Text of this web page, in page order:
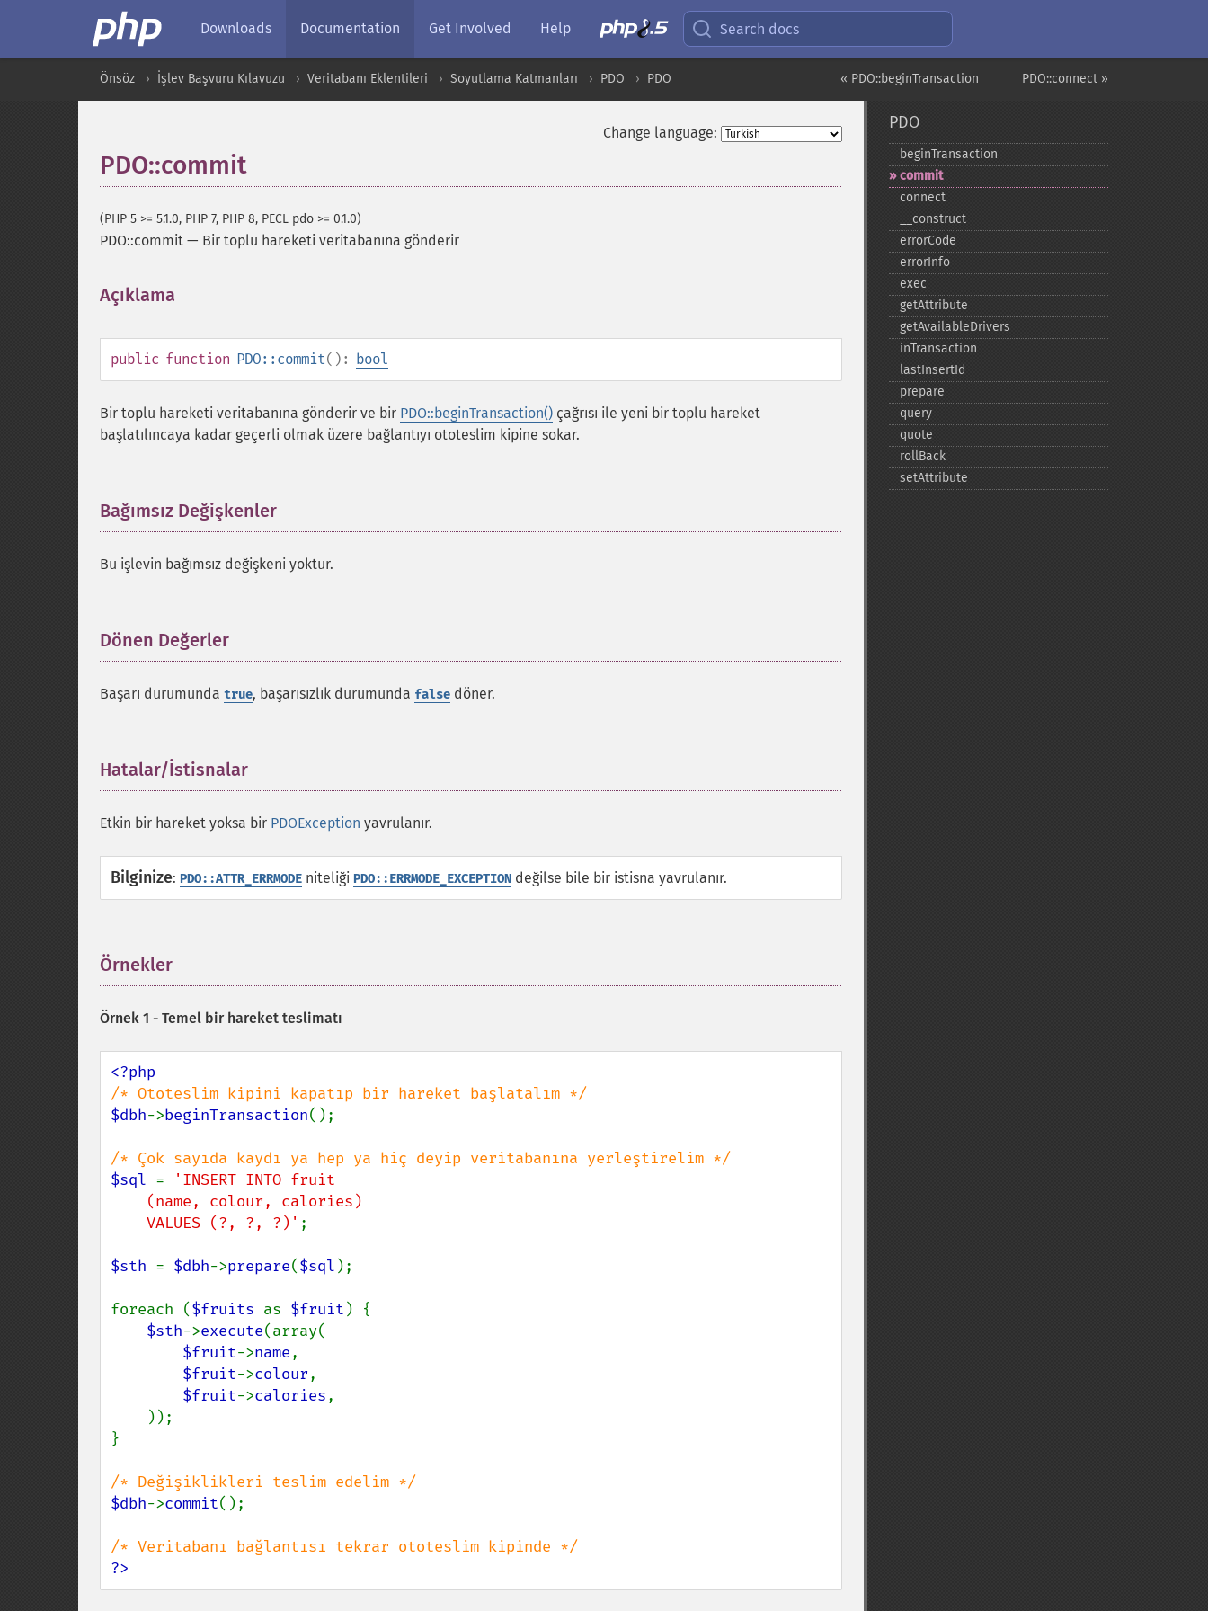
Downloads Documentation Get Involved Help Search docs
PDO::connect »
« PDO::beginTransaction
Önsöz İşlev Başvuru Kılavuzu Veritabanı Eklentileri Soyutlama Katmanları PDO PDO
Change language:
PDO::commit
(PHP 5 >= 5.1.0, PHP 7, PHP 8, PECL pdo >= 0.1.0)
PDO::commit — Bir toplu hareketi veritabanına gönderir
Açıklama
public function PDO::commit(): bool
Bir toplu hareketi veritabanına gönderir ve bir PDO::beginTransaction() çağrısı ile yeni bir toplu hareket
başlatılıncaya kadar geçerli olmak üzere bağlantıyı ototeslim kipine sokar.
Bağımsız Değişkenler
Bu işlevin bağımsız değişkeni yoktur.
Dönen Değerler
Başarı durumunda true, başarısızlık durumunda false döner.
Hatalar/İstisnalar
Etkin bir hareket yoksa bir PDOException yavrulanır.
Bilginize: PDO::ATTR_ERRMODE niteliği PDO::ERRMODE_EXCEPTION değilse bile bir istisna yavrulanır.
Örnekler
Örnek 1 - Temel bir hareket teslimatı
$dbh->beginTransaction();
$sql =
'INSERT INTO fruit
    VALUES (?, ?, ?)'
;
$sth = $dbh->prepare($sql );
foreach ($fruits as $fruit ) {
$sth->execute(array(
$fruit->name,
$fruit->colour,
$fruit->calories,
}
$dbh->commit();
?>
PDO
beginTransaction
commit
connect
_​_​construct
errorCode
errorInfo
exec
getAttribute
getAvailableDrivers
inTransaction
lastInsertId
prepare
query
quote
rollBack
setAttribute